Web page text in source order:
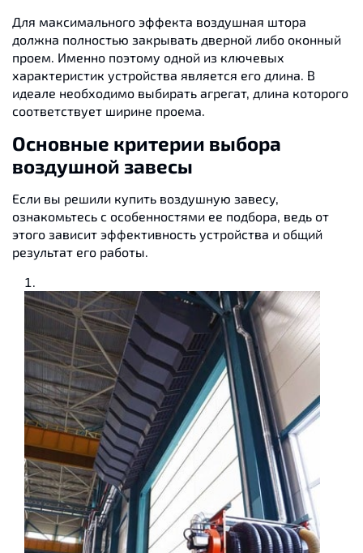
Для максимального эффекта воздушная штора
должна полностью закрывать дверной либо оконный
проем. Именно поэтому одной из ключевых
характеристик устройства является его длина. В
идеале необходимо выбирать агрегат, длина которого
соответствует ширине проема.
Основные критерии выбора
воздушной завесы
Если вы решили купить воздушную завесу,
ознакомьтесь с особенностями ее подбора, ведь от
этого зависит эффективность устройства и общий
результат его работы.